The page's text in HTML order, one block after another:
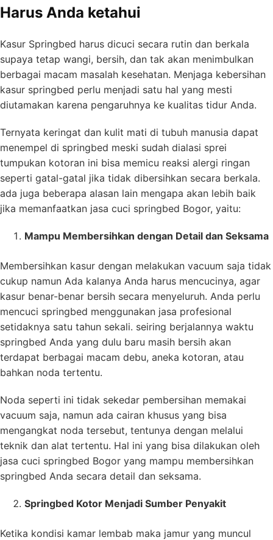
Harus Anda ketahui
Kasur Springbed harus dicuci secara rutin dan berkala
supaya tetap wangi, bersih, dan tak akan menimbulkan
berbagai macam masalah kesehatan. Menjaga kebersihan
kasur springbed perlu menjadi satu hal yang mesti
diutamakan karena pengaruhnya ke kualitas tidur Anda.
Ternyata keringat dan kulit mati di tubuh manusia dapat
menempel di springbed meski sudah dialasi sprei
tumpukan kotoran ini bisa memicu reaksi alergi ringan
seperti gatal-gatal jika tidak dibersihkan secara berkala.
ada juga beberapa alasan lain mengapa akan lebih baik
jika memanfaatkan jasa cuci springbed Bogor, yaitu:
Mampu Membersihkan dengan Detail dan Seksama
Membersihkan kasur dengan melakukan vacuum saja tidak
cukup namun Ada kalanya Anda harus mencucinya, agar
kasur benar-benar bersih secara menyeluruh. Anda perlu
mencuci springbed menggunakan jasa profesional
setidaknya satu tahun sekali. seiring berjalannya waktu
springbed Anda yang dulu baru masih bersih akan
terdapat berbagai macam debu, aneka kotoran, atau
bahkan noda tertentu.
Noda seperti ini tidak sekedar pembersihan memakai
vacuum saja, namun ada cairan khusus yang bisa
mengangkat noda tersebut, tentunya dengan melalui
teknik dan alat tertentu. Hal ini yang bisa dilakukan oleh
jasa cuci springbed Bogor yang mampu membersihkan
springbed Anda secara detail dan seksama.
Springbed Kotor Menjadi Sumber Penyakit
Ketika kondisi kamar lembab maka jamur yang muncul